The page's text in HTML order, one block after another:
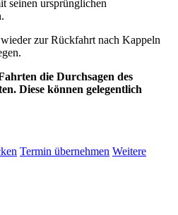
seinen ursprünglichen
zur Rückfahrt nach Kappeln
die Durchsagen des
Diese können gelegentlich
Termin übernehmen Weitere